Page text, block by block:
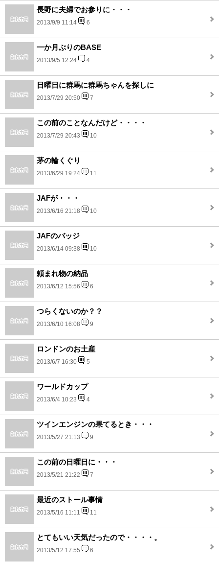
長野に夫婦でお参りに・・・
2013/9/9 11:14 6
一か月ぶりのBASE
2013/9/5 12:24 4
日曜日に群馬に群馬ちゃんを探しに
2013/7/29 20:50 7
この前のことなんだけど・・・・
2013/7/29 20:43 10
茅の輪くぐり
2013/6/29 19:24 11
JAFが・・・
2013/6/16 21:18 10
JAFのバッジ
2013/6/14 09:38 10
頼まれ物の納品
2013/6/12 15:56 6
つらくないのか？？
2013/6/10 16:08 9
ロンドンのお土産
2013/6/7 16:30 5
ワールドカップ
2013/6/4 10:23 4
ツインエンジンの果てるとき・・・
2013/5/27 21:13 9
この前の日曜日に・・・
2013/5/21 21:22 7
最近のストール事情
2013/5/16 11:11 11
とてもいい天気だったので・・・・。
2013/5/12 17:55 6